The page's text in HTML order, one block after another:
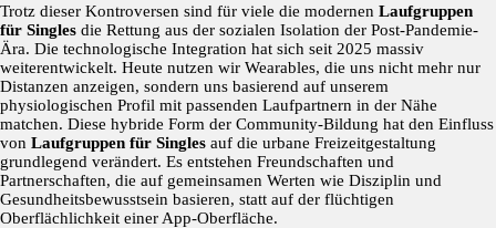
Trotz dieser Kontroversen sind für viele die modernen Laufgruppen
für Singles die Rettung aus der sozialen Isolation der Post-Pandemie-
Ära. Die technologische Integration hat sich seit 2025 massiv
weiterentwickelt. Heute nutzen wir Wearables, die uns nicht mehr nur
Distanzen anzeigen, sondern uns basierend auf unserem
physiologischen Profil mit passenden Laufpartnern in der Nähe
matchen. Diese hybride Form der Community-Bildung hat den Einfluss
von Laufgruppen für Singles auf die urbane Freizeitgestaltung
grundlegend verändert. Es entstehen Freundschaften und
Partnerschaften, die auf gemeinsamen Werten wie Disziplin und
Gesundheitsbewusstsein basieren, statt auf der flüchtigen
Oberflächlichkeit einer App-Oberfläche.